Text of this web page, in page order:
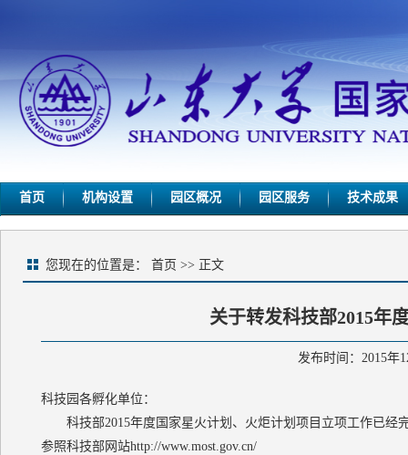
首页 机构设置 园区概况 园区服务 技术成果
您现在的位置是： 首页 >> 正文
关于转发科技部2015年
发布时间：2015
科技园各孵化单位：
科技部2015年度国家星火计划、火炬计划项目立项工作已经
参照科技部网站http://www.most.gov.cn/